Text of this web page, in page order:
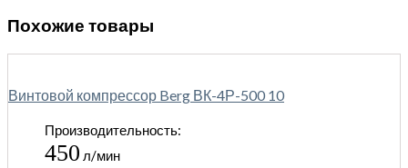
Похожие товары
Винтовой компрессор Berg ВК-4Р-500 10
Производительность:
450 л/мин